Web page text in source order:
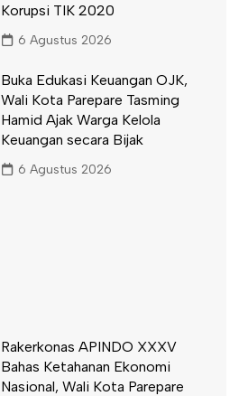
Korupsi TIK 2020
6 Agustus 2026
Buka Edukasi Keuangan OJK,
Wali Kota Parepare Tasming
Hamid Ajak Warga Kelola
Keuangan secara Bijak
6 Agustus 2026
Rakerkonas APINDO XXXV
Bahas Ketahanan Ekonomi
Nasional, Wali Kota Parepare